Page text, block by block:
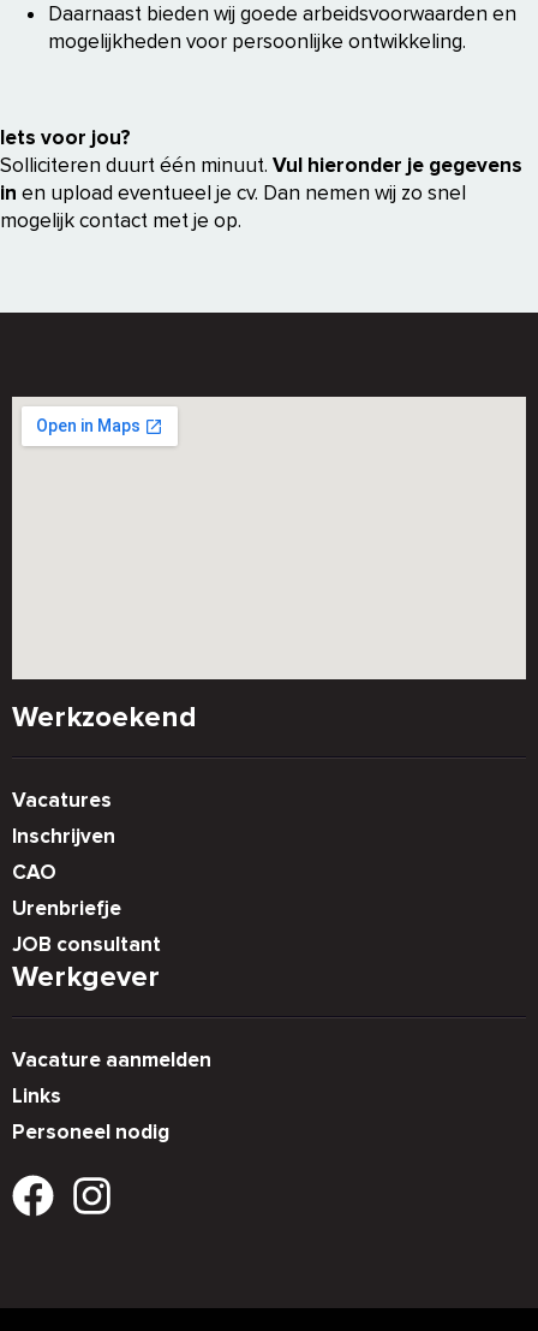
Daarnaast bieden wij goede arbeidsvoorwaarden en
mogelijkheden voor persoonlijke ontwikkeling.
Iets voor jou?
Solliciteren duurt één minuut. Vul hieronder je gegevens
in en upload eventueel je cv. Dan nemen wij zo snel
mogelijk contact met je op.
Werkzoekend
Vacatures
Inschrijven
CAO
Urenbriefje
JOB consultant
Werkgever
Vacature aanmelden
Links
Personeel nodig